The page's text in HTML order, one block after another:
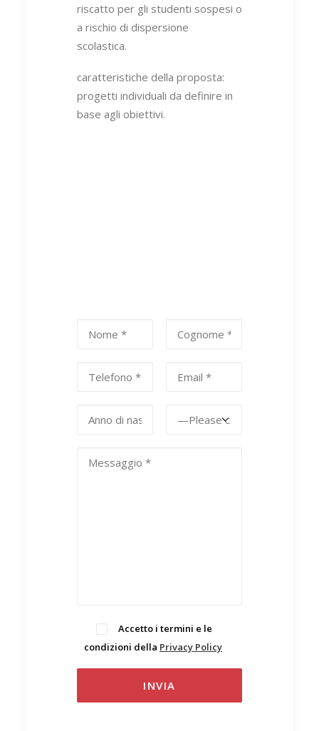
riscatto per gli studenti sospesi o
a rischio di dispersione
scolastica.
caratteristiche della proposta:
progetti individuali da definire in
base agli obiettivi.
Accetto i termini e le
condizioni della Privacy Policy